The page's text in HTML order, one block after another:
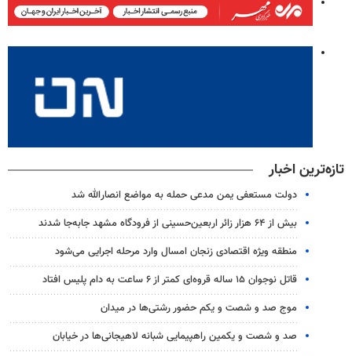
تازه‌ترین اخبار
دولت مستعفی یمن مدعی حمله به مواضع انصارالله شد
بیش از ۶۴ هزار زائر اربعین‌حسینی از فرودگاه مشهد جابه‌جا شدند
منطقه ویژه اقتصادی زنجان امسال وارد مرحله اجرایی می‌شود
قاتل نوجوان ۱۵ ساله قروه‌ای کمتر از ۶ ساعت به دام پلیس افتاد
موج صد و شصت و یکم حضور رشتی‌ها در میدان
صد و شصت و یکمین راهپیمایی شبانه لاهیجانی‌ها در خیابان